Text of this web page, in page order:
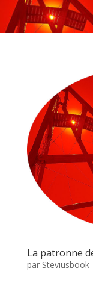
La patronne
par Steviusbook